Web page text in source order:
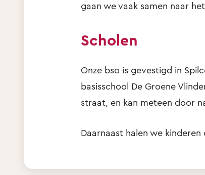
gaan we vaak samen naar
Scholen
Onze bso is gevestigd in
basisschool De Groene
straat, en kan meteen door
Daarnaast halen we